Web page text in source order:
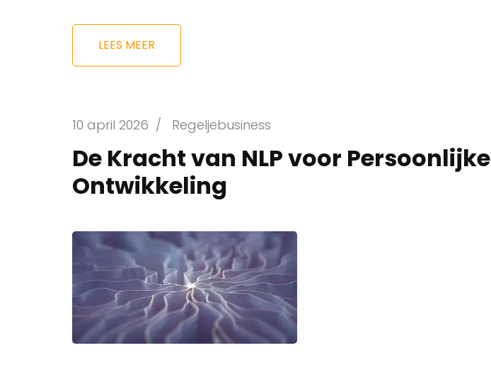
LEES MEER
10 april 2026 / Regeljebusiness
De Kracht van NLP voor Persoonlijke
Ontwikkeling